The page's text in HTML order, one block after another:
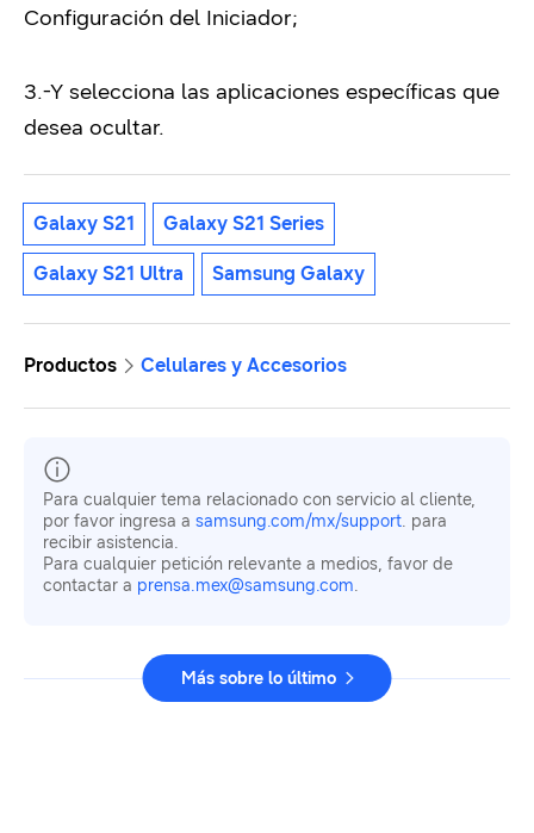
Configuración del Iniciador;
3.-Y selecciona las aplicaciones específicas que
desea ocultar.
Galaxy S21 Galaxy S21 Series
Galaxy S21 Ultra Samsung Galaxy
Productos Celulares y Accesorios
Para cualquier tema relacionado con servicio al cliente,
por favor ingresa a samsung.com/mx/support. para
recibir asistencia.
Para cualquier petición relevante a medios, favor de
contactar a prensa.mex@samsung.com.
Más sobre lo último